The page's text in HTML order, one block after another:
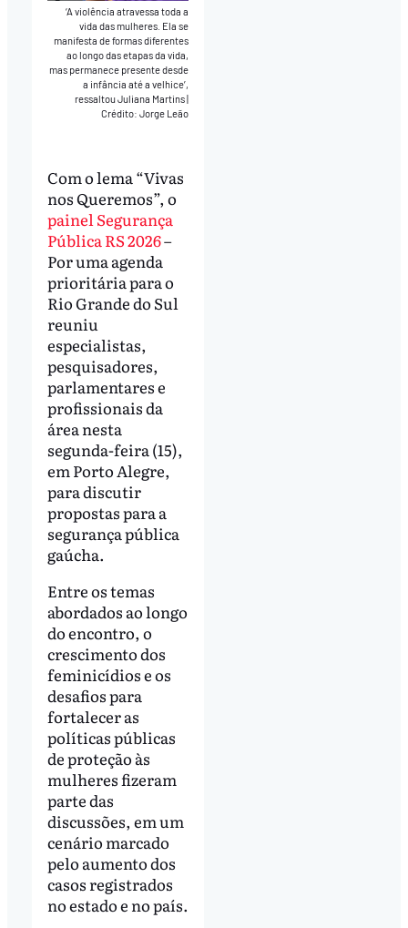
‘A violência atravessa toda a
vida das mulheres. Ela se
manifesta de formas diferentes
ao longo das etapas da vida,
mas permanece presente desde
a infância até a velhice’,
ressaltou Juliana Martins|
Crédito: Jorge Leão
Com o lema “Vivas
nos Queremos”, o
painel Segurança
Pública RS 2026–
Por uma agenda
prioritária para o
Rio Grande do Sul
reuniu
especialistas,
pesquisadores,
parlamentares e
profissionais da
área nesta
segunda-feira (15),
em Porto Alegre,
para discutir
propostas para a
segurança pública
gaúcha.
Entre os temas
abordados ao longo
do encontro, o
crescimento dos
feminicídios e os
desafios para
fortalecer as
políticas públicas
de proteção às
mulheres fizeram
parte das
discussões, em um
cenário marcado
pelo aumento dos
casos registrados
no estado e no país.